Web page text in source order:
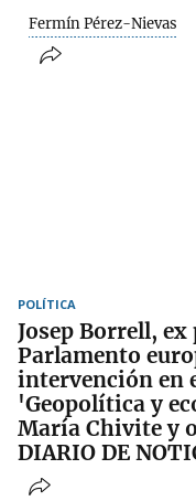
Fermín Pérez-Nievas
POLÍTICA
Josep Borrell,
Parlamento
intervención en
'Geopolítica y
María Chivite y
DIARIO DE